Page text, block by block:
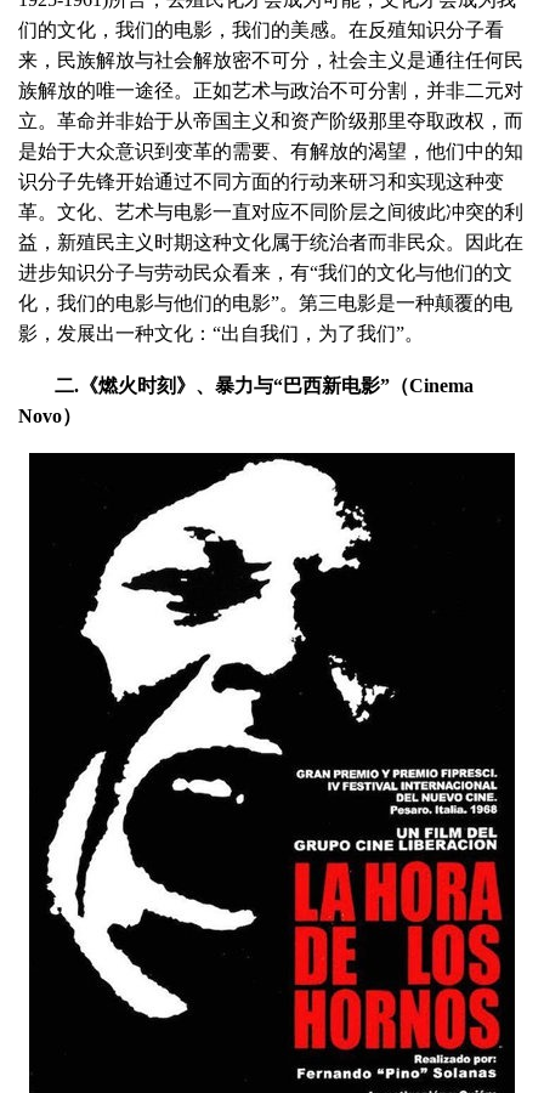
们的文化，我们的电影，我们的美感。在反殖知识分子看
来，民族解放与社会解放密不可分，社会主义是通往任何民
族解放的唯一途径。正如艺术与政治不可分割，并非二元对
立。革命并非始于从帝国主义和资产阶级那里夺取政权，而
是始于大众意识到变革的需要、有解放的渴望，他们中的知
识分子先锋开始通过不同方面的行动来研习和实现这种变
革。文化、艺术与电影一直对应不同阶层之间彼此冲突的利
益，新殖民主义时期这种文化属于统治者而非民众。因此在
进步知识分子与劳动民众看来，有“我们的文化与他们的文
化，我们的电影与他们的电影”。第三电影是一种颠覆的电
影，发展出一种文化：“出自我们，为了我们”。
二.《燃火时刻》、暴力与“巴西新电影”（Cinema
Novo）